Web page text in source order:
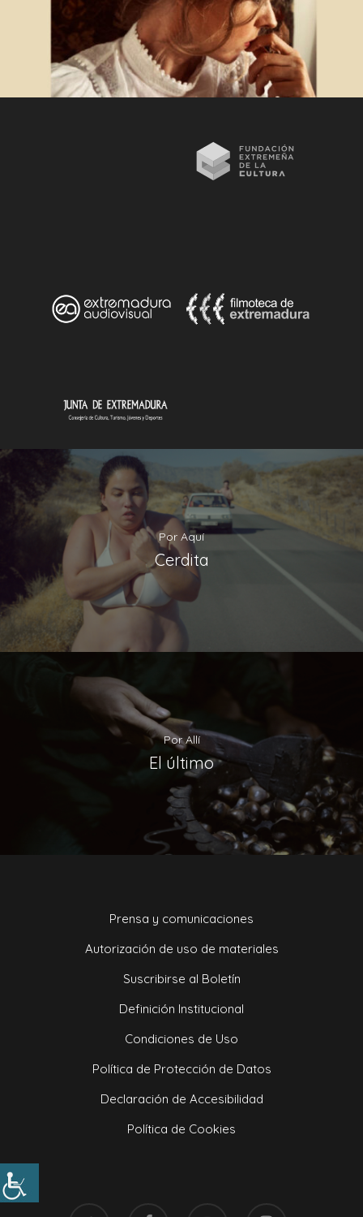
Por Aquí
Cerdita
Por Allí
El último
Prensa y comunicaciones
Autorización de uso de materiales
Suscribirse al Boletín
Definición Institucional
Condiciones de Uso
Política de Protección de Datos
Declaración de Accesibilidad
Política de Cookies